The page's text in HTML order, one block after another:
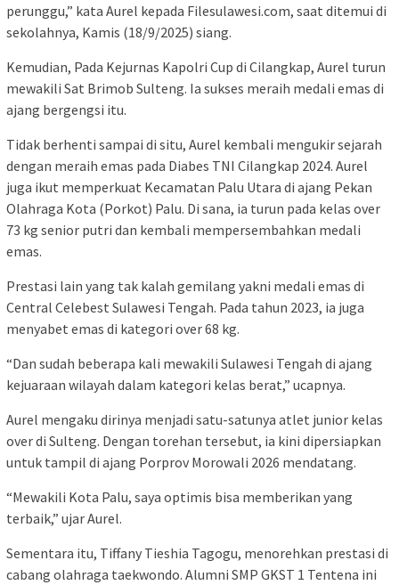
perunggu,” kata Aurel kepada Filesulawesi.com, saat ditemui di
sekolahnya, Kamis (18/9/2025) siang.
Kemudian, Pada Kejurnas Kapolri Cup di Cilangkap, Aurel turun
mewakili Sat Brimob Sulteng. Ia sukses meraih medali emas di
ajang bergengsi itu.
Tidak berhenti sampai di situ, Aurel kembali mengukir sejarah
dengan meraih emas pada Diabes TNI Cilangkap 2024. Aurel
juga ikut memperkuat Kecamatan Palu Utara di ajang Pekan
Olahraga Kota (Porkot) Palu. Di sana, ia turun pada kelas over
73 kg senior putri dan kembali mempersembahkan medali
emas.
Prestasi lain yang tak kalah gemilang yakni medali emas di
Central Celebest Sulawesi Tengah. Pada tahun 2023, ia juga
menyabet emas di kategori over 68 kg.
“Dan sudah beberapa kali mewakili Sulawesi Tengah di ajang
kejuaraan wilayah dalam kategori kelas berat,” ucapnya.
Aurel mengaku dirinya menjadi satu-satunya atlet junior kelas
over di Sulteng. Dengan torehan tersebut, ia kini dipersiapkan
untuk tampil di ajang Porprov Morowali 2026 mendatang.
“Mewakili Kota Palu, saya optimis bisa memberikan yang
terbaik,” ujar Aurel.
Sementara itu, Tiffany Tieshia Tagogu, menorehkan prestasi di
cabang olahraga taekwondo. Alumni SMP GKST 1 Tentena ini